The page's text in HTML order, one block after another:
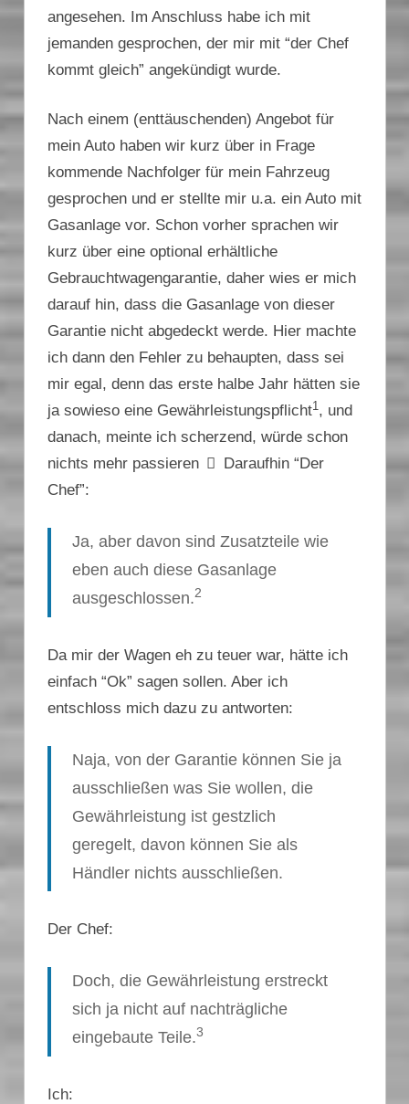
angesehen. Im Anschluss habe ich mit
jemanden gesprochen, der mir mit “der Chef
kommt gleich” angekündigt wurde.
Nach einem (enttäuschenden) Angebot für
mein Auto haben wir kurz über in Frage
kommende Nachfolger für mein Fahrzeug
gesprochen und er stellte mir u.a. ein Auto mit
Gasanlage vor. Schon vorher sprachen wir
kurz über eine optional erhältliche
Gebrauchtwagengarantie, daher wies er mich
darauf hin, dass die Gasanlage von dieser
Garantie nicht abgedeckt werde. Hier machte
ich dann den Fehler zu behaupten, dass sei
mir egal, denn das erste halbe Jahr hätten sie
ja sowieso eine Gewährleistungspflicht1 , und
danach, meinte ich scherzend, würde schon
nichts mehr passieren
Daraufhin “Der
Chef”:
Ja, aber davon sind Zusatzteile wie
eben auch diese Gasanlage
ausgeschlossen.2
Da mir der Wagen eh zu teuer war, hätte ich
einfach “Ok” sagen sollen. Aber ich
entschloss mich dazu zu antworten:
Naja, von der Garantie können Sie ja
ausschließen was Sie wollen, die
Gewährleistung ist gestzlich
geregelt, davon können Sie als
Händler nichts ausschließen.
Der Chef:
Doch, die Gewährleistung erstreckt
sich ja nicht auf nachträgliche
eingebaute Teile.3
Ich: